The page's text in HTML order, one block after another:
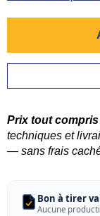
Prix tout compris
techniques et
— sans frais
Bon à tirer
Aucune